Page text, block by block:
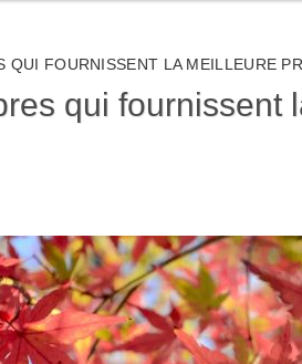
QUI FOURNISSENT LA MEILLEURE
qui fournissent